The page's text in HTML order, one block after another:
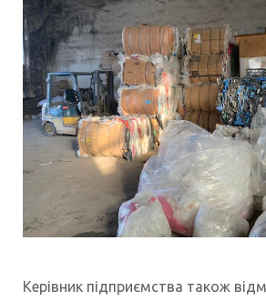
Керівник підприємства також